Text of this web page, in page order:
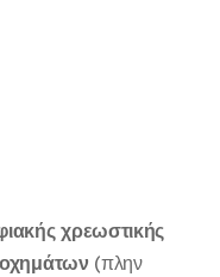
χρεωστικής
οχημάτων (πλην